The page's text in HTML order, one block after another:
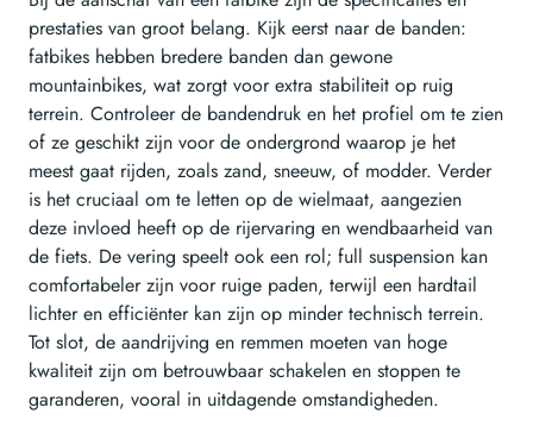
prestaties van groot belang. Kijk eerst naar de banden:
fatbikes hebben bredere banden dan gewone
mountainbikes, wat zorgt voor extra stabiliteit op ruig
terrein. Controleer de bandendruk en het profiel om te zien
of ze geschikt zijn voor de ondergrond waarop je het
meest gaat rijden, zoals zand, sneeuw, of modder. Verder
is het cruciaal om te letten op de wielmaat, aangezien
deze invloed heeft op de rijervaring en wendbaarheid van
de fiets. De vering speelt ook een rol; full suspension kan
comfortabeler zijn voor ruige paden, terwijl een hardtail
lichter en efficiënter kan zijn op minder technisch terrein.
Tot slot, de aandrijving en remmen moeten van hoge
kwaliteit zijn om betrouwbaar schakelen en stoppen te
garanderen, vooral in uitdagende omstandigheden.